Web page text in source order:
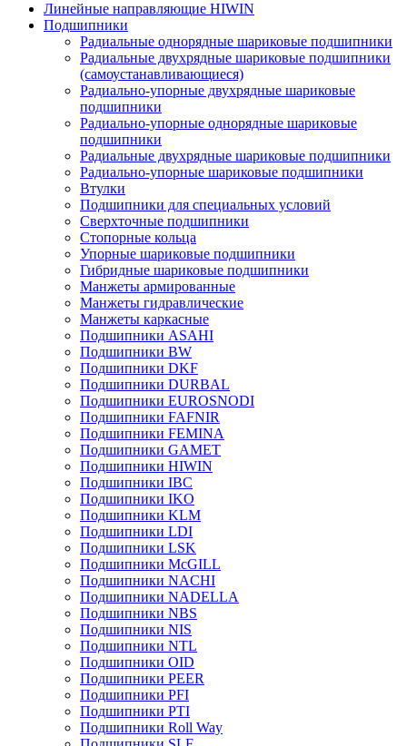
Линейные направляющие HIWIN
Подшипники
Радиальные однорядные шариковые подшипники
Радиальные двухрядные шариковые подшипники
(самоустанавливающиеся)
Радиально-упорные двухрядные шариковые
подшипники
Радиально-упорные однорядные шариковые
подшипники
Радиальные двухрядные шариковые подшипники
Радиально-упорные шариковые подшипники
Втулки
Подшипники для специальных условий
Сверхточные подшипники
Стопорные кольца
Упорные шариковые подшипники
Гибридные шариковые подшипники
Манжеты армированные
Манжеты гидравлические
Манжеты каркасные
Подшипники ASAHI
Подшипники BW
Подшипники DKF
Подшипники DURBAL
Подшипники EUROSNODI
Подшипники FAFNIR
Подшипники FEMINA
Подшипники GAMET
Подшипники HIWIN
Подшипники IBC
Подшипники IKO
Подшипники KLM
Подшипники LDI
Подшипники LSK
Подшипники McGILL
Подшипники NACHI
Подшипники NADELLA
Подшипники NBS
Подшипники NIS
Подшипники NTL
Подшипники OID
Подшипники PEER
Подшипники PFI
Подшипники PTI
Подшипники Roll Way